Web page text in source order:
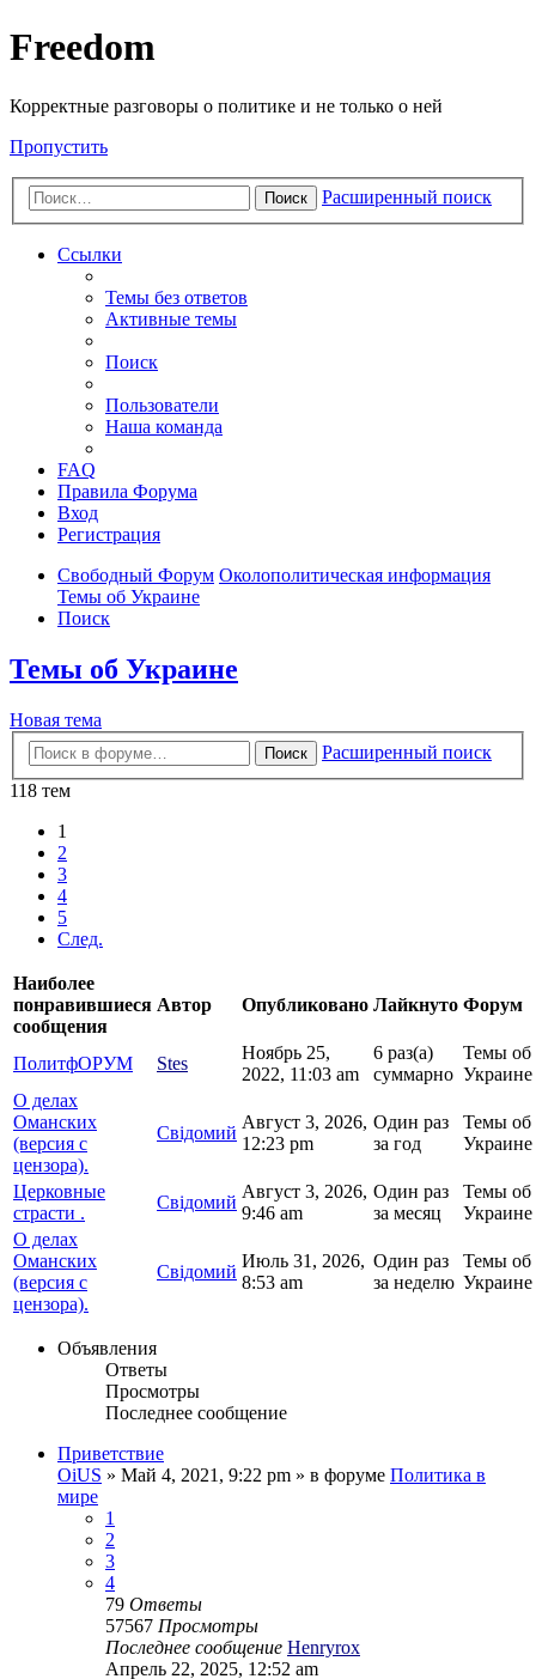
Freedom
Корректные разговоры о политике и не только о ней
Пропустить
Поиск Расширенный поиск
Ссылки
Темы без ответов
Активные темы
Поиск
Пользователи
Наша команда
FAQ
Правила Форума
Вход
Регистрация
Свободный Форум Околополитическая информация
Темы об Украине
Поиск
Темы об Украине
Новая тема
Поиск
Расширенный поиск
118 тем
1
2
3
4
5
След.
Наиболее
понравившиеся
сообщения
Автор Опубликовано Лайкнуто Форум
ПолитфОРУМ Stes
Ноябрь 25,
2022, 11:03 am
6 раз(а)
суммарно
Темы об
Украине
О делах
Оманских
(версия с
цензора).
Свідомий
Август 3, 2026,
12:23 pm
Один раз
за год
Темы об
Украине
Церковные
страсти .
Свідомий
Август 3, 2026,
9:46 am
Один раз
за месяц
Темы об
Украине
О делах
Оманских
(версия с
цензора).
Свідомий
Июль 31, 2026,
8:53 am
Один раз
за неделю
Темы об
Украине
Объявления
Ответы
Просмотры
Последнее сообщение
Приветствие
OiUS » Май 4, 2021, 9:22 pm » в форуме Политика в
мире
1
2
3
4
79 Ответы
57567 Просмотры
Последнее сообщение Henryrox
Апрель 22, 2025, 12:52 am